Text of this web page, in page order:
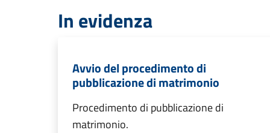
In evidenza
Avvio del procedimento di
pubblicazione di matrimonio
Procedimento di pubblicazione di
matrimonio.